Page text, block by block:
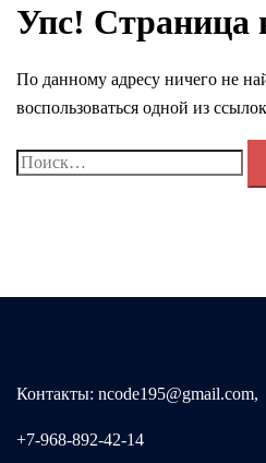
Упс! Страница
По данному адресу ничего не
воспользоваться одной из
Найти:
Контакты: ncode195@gmail.com,
+7-968-892-42-14